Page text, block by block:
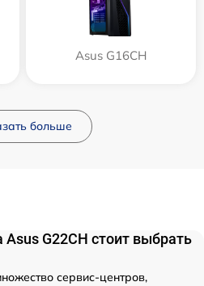
Asus G16CH
больше
G22CH стоит выбрать
сервис-центров,